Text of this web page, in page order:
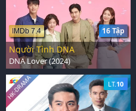
16 Tập
IMDb 7.4
Người Tình DNA
DNA Lover (2024)
LT.10
HK-DRAMA